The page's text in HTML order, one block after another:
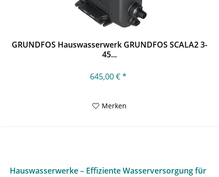
GRUNDFOS Hauswasserwerk GRUNDFOS SCALA2 3-
45...
645,00 € *
Merken
Hauswasserwerke – Effiziente Wasserversorgung für